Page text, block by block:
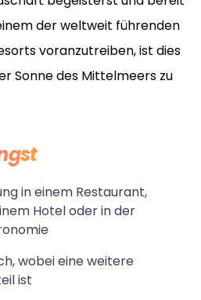
der weltweit führenden
voranzutreiben, ist dies
Sonne des Mittelmeers zu
in einem Restaurant,
Hotel oder in der
wobei eine weitere
ist